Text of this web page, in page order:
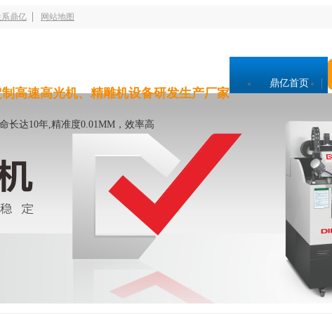
鼎亿 网站地图
高速高光机、精雕机设备研发生产厂家
长达10年,精准度0.01MM，效率高
鼎亿首页